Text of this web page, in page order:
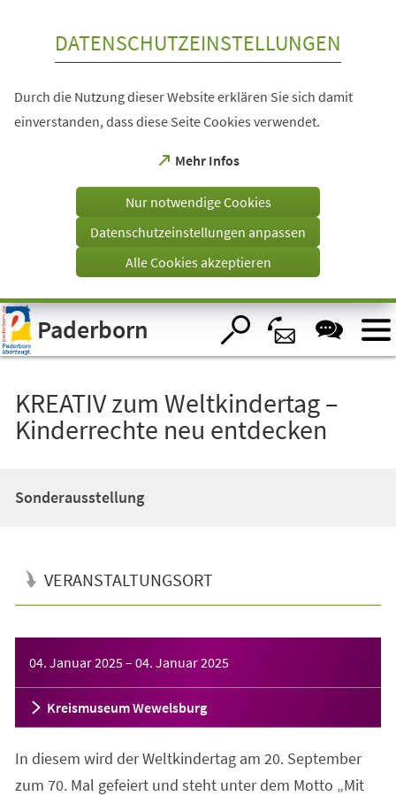
Visuelle
Assistenzsoftware
öffnen.
DATENSCHUTZEINSTELLUNGEN
Durch die Nutzung dieser Website erklären Sie sich damit
einverstanden, dass diese Seite Cookies verwendet.
Mehr Infos
(Öffnet
einem
Tab)
Nur notwendige Cookies
Datenschutzeinstellungen anpassen
Alle Cookies akzeptieren
Paderborn
KREATIV zum Weltkindertag –
Kinderrechte neu entdecken
Sonderausstellung
VERANSTALTUNGSORT
04. Januar 2025– 04. Januar 2025
Kreismuseum Wewelsburg
In diesem wird der Weltkindertag am 20. September
zum 70. Mal gefeiert und steht unter dem Motto „Mit